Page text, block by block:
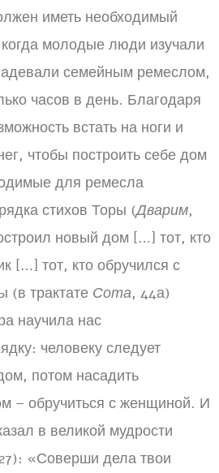
иметь необходимый
молодые люди изучали
семейным ремеслом,
часов в день. Благодаря
встать на ноги и
чтобы построить себе дом
для ремесла
стихов Торы (Дварим,
новый дом […] тот, кто
[…] тот, кто обручился с
трактате Сота, 44а)
научила нас
человеку следует
потом насадить
– обручиться с женщиной. И
в великой мудрости
«Соверши дела твои